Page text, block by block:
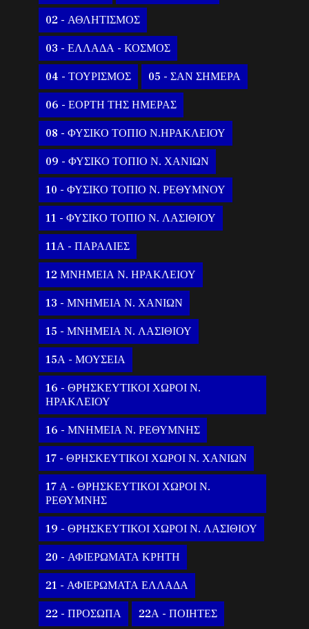
02 - ΑΘΛΗΤΙΣΜΟΣ
03 - ΕΛΛΑΔΑ - ΚΟΣΜΟΣ
04 - ΤΟΥΡΙΣΜΟΣ 05 - ΣΑΝ ΣΗΜΕΡΑ
06 - ΕΟΡΤΗ ΤΗΣ ΗΜΕΡΑΣ
08 - ΦΥΣΙΚΟ ΤΟΠΙΟ Ν.ΗΡΑΚΛΕΙΟΥ
09 - ΦΥΣΙΚΟ ΤΟΠΙΟ Ν. ΧΑΝΙΩΝ
10 - ΦΥΣΙΚΟ ΤΟΠΙΟ Ν. ΡΕΘΥΜΝΟΥ
11 - ΦΥΣΙΚΟ ΤΟΠΙΟ Ν. ΛΑΣΙΘΙΟΥ
11Α - ΠΑΡΑΛΙΕΣ
12 ΜΝΗΜΕΙΑ Ν. ΗΡΑΚΛΕΙΟΥ
13 - ΜΝΗΜΕΙΑ Ν. ΧΑΝΙΩΝ
15 - ΜΝΗΜΕΙΑ Ν. ΛΑΣΙΘΙΟΥ
15Α - ΜΟΥΣΕΙΑ
16 - ΘΡΗΣΚΕΥΤΙΚΟΙ ΧΩΡΟΙ Ν.
ΗΡΑΚΛΕΙΟΥ
16 - ΜΝΗΜΕΙΑ Ν. ΡΕΘΥΜΝΗΣ
17 - ΘΡΗΣΚΕΥΤΙΚΟΙ ΧΩΡΟΙ Ν. ΧΑΝΙΩΝ
17 Α - ΘΡΗΣΚΕΥΤΙΚΟΙ ΧΩΡΟΙ Ν.
ΡΕΘΥΜΝΗΣ
19 - ΘΡΗΣΚΕΥΤΙΚΟΙ ΧΩΡΟΙ Ν. ΛΑΣΙΘΙΟΥ
20 - ΑΦΙΕΡΩΜΑΤΑ ΚΡΗΤΗ
21 - ΑΦΙΕΡΩΜΑΤΑ ΕΛΛΑΔΑ
22 - ΠΡΟΣΩΠΑ 22Α - ΠΟΙΗΤΕΣ